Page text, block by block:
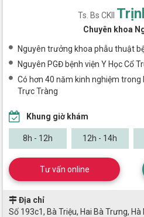
Ts. Bs CKII
Chuyên khoa
Nguyên trưởng khoa phẫu thuật
Nguyên PGĐ bệnh viện Y Học Cổ
Có hơn 40 năm kinh nghiệm trong
Trực Tràng
Khung giờ khám
8h - 12h 12h - 14h
Tư vấn online
Địa chỉ
Số 193c1, Bà Triệu, Hai Bà Trưng, Hà